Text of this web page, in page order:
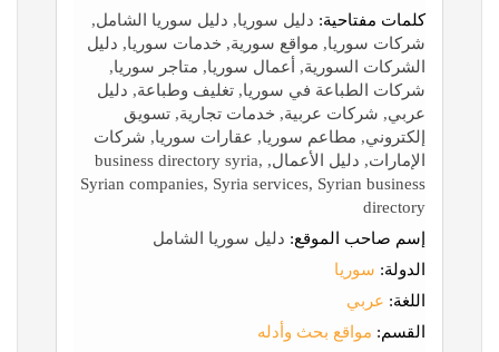
كلمات مفتاحية: دليل سوريا, دليل سوريا الشامل,
شركات سوريا, مواقع سورية, خدمات سوريا, دليل
الشركات السورية, أعمال سوريا, متاجر سوريا,
شركات الطباعة في سوريا, تغليف وطباعة, دليل
عربي, شركات عربية, خدمات تجارية, تسويق
إلكتروني, مطاعم سوريا, عقارات سوريا, شركات
الإمارات, دليل الأعمال, business directory syria,
Syrian companies, Syria services, Syrian business
directory
إسم صاحب الموقع: دليل سوريا الشامل
الدولة: سوريا
اللغة: عربي
القسم: مواقع بحث وأدله